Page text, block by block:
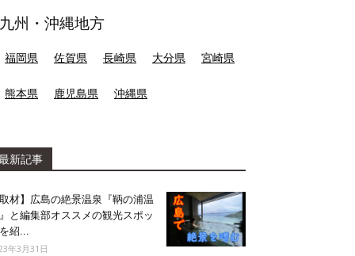
九州・沖縄地方
福岡県 佐賀県 長崎県 大分県 宮崎県
熊本県 鹿児島県 沖縄県
新記事
取材】広島の絶景温泉『鞆の浦温
と編集部オススメの観光スポッ
紹...
年3月31日